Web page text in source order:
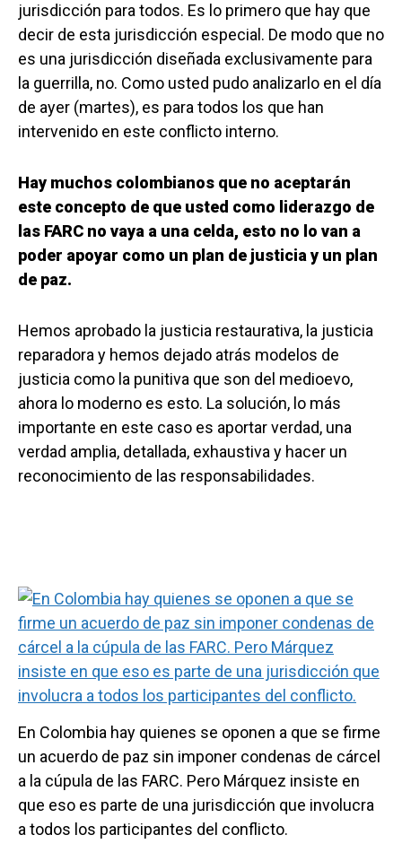
jurisdicción para todos. Es lo primero que hay que
decir de esta jurisdicción especial. De modo que no
es una jurisdicción diseñada exclusivamente para
la guerrilla, no. Como usted pudo analizarlo en el día
de ayer (martes), es para todos los que han
intervenido en este conflicto interno.
Hay muchos colombianos que no aceptarán
este concepto de que usted como liderazgo de
las FARC no vaya a una celda, esto no lo van a
poder apoyar como un plan de justicia y un plan
de paz.
Hemos aprobado la justicia restaurativa, la justicia
reparadora y hemos dejado atrás modelos de
justicia como la punitiva que son del medioevo,
ahora lo moderno es esto. La solución, lo más
importante en este caso es aportar verdad, una
verdad amplia, detallada, exhaustiva y hacer un
reconocimiento de las responsabilidades.
En Colombia hay quienes se oponen a que se firme
un acuerdo de paz sin imponer condenas de cárcel
a la cúpula de las FARC. Pero Márquez insiste en
que eso es parte de una jurisdicción que involucra
a todos los participantes del conflicto.